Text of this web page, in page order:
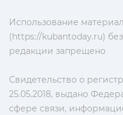
Использование
(https://kubantoday.ru)
редакции запрещено
Свидетельство о
25.05.2018, выдано
сфере связи,